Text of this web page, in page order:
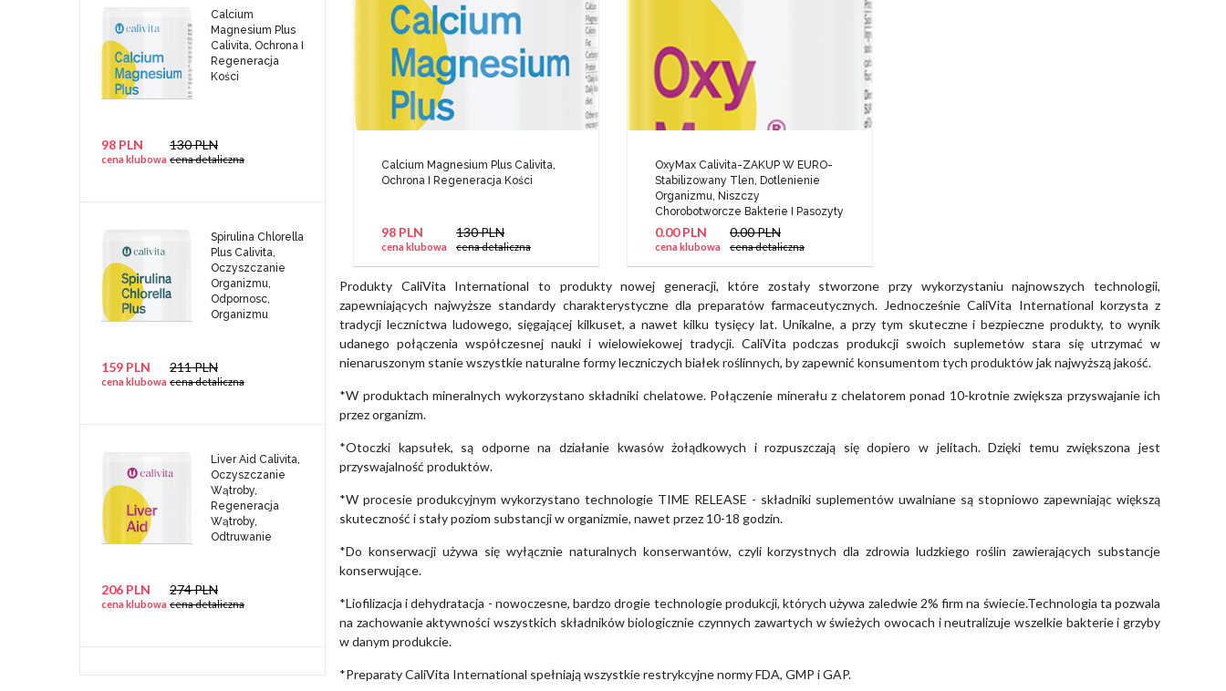
Calcium
Magnesium Plus
Calivita, Ochrona I
Regeneracja
Kości
98 PLN
cena klubowa
130 PLN
cena detaliczna
Spirulina Chlorella
Plus Calivita,
Oczyszczanie
Organizmu,
Odpornosc,
Organizmu
159 PLN
cena klubowa
211 PLN
cena detaliczna
Liver Aid Calivita,
Oczyszczanie
Wątroby,
Regeneracja
Wątroby,
Odtruwanie
206 PLN
cena klubowa
274 PLN
cena detaliczna
Calcium Magnesium Plus Calivita,
Ochrona I Regeneracja Kości
98 PLN
cena klubowa
130 PLN
cena detaliczna
OxyMax Calivita-ZAKUP W EURO-
Stabilizowany Tlen, Dotlenienie
Organizmu, Niszczy
Chorobotworcze Bakterie I Pasozyty
0.00 PLN
cena klubowa
0.00 PLN
cena detaliczna
Produkty CaliVita International to produkty nowej generacji, które zostały stworzone przy wykorzystaniu najnowszych technologii,
zapewniających najwyższe standardy charakterystyczne dla preparatów farmaceutycznych. Jednocześnie CaliVita International korzysta z
tradycji lecznictwa ludowego, sięgającej kilkuset, a nawet kilku tysięcy lat. Unikalne, a przy tym skuteczne i bezpieczne produkty, to wynik
udanego połączenia współczesnej nauki i wielowiekowej tradycji. CaliVita podczas produkcji swoich suplemetów stara się utrzymać w
nienaruszonym stanie wszystkie naturalne formy leczniczych białek roślinnych, by zapewnić konsumentom tych produktów jak najwyższą jakość.
*W produktach mineralnych wykorzystano składniki chelatowe. Połączenie minerału z chelatorem ponad 10-krotnie zwiększa przyswajanie ich
przez organizm.
*Otoczki kapsułek, są odporne na działanie kwasów żołądkowych i rozpuszczają się dopiero w jelitach. Dzięki temu zwiększona jest
przyswajalność produktów.
*W procesie produkcyjnym wykorzystano technologie TIME RELEASE - składniki suplementów uwalniane są stopniowo zapewniając większą
skuteczność i stały poziom substancji w organizmie, nawet przez 10-18 godzin.
*Do konserwacji używa się wyłącznie naturalnych konserwantów, czyli korzystnych dla zdrowia ludzkiego roślin zawierających substancje
konserwujące.
*Liofilizacja i dehydratacja - nowoczesne, bardzo drogie technologie produkcji, których używa zaledwie 2% firm na świecie.Technologia ta pozwala
na zachowanie aktywności wszystkich składników biologicznie czynnych zawartych w świeżych owocach i neutralizuje wszelkie bakterie i grzyby
w danym produkcie.
*Preparaty CaliVita International spełniają wszystkie restrykcyjne normy FDA, GMP i GAP.